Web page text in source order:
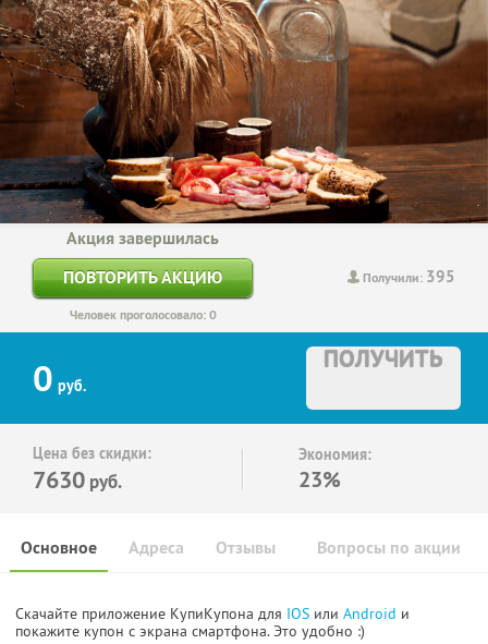
Получили: 395
Акция завершилась
ПОВТОРИТЬ АКЦИЮ
Человек проголосовало: 0
0 руб.
ПОЛУЧИТЬ
Цена без скидки:
7630 руб.
Экономия:
23%
Основное Отзывы Вопросы по акции
Адреса
Скачайте приложение КупиКупона для IOS или Android и
покажите купон с экрана смартфона. Это удобно :)